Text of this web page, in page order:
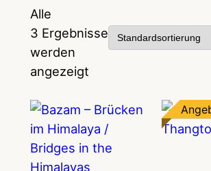
Alle
3 Ergebnisse
werden
angezeigt